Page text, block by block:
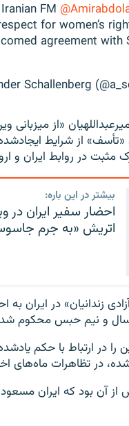
FM
for women’s
agreement
«از میزبانی
از شرایط ایجادشده
مثبت در روابط ایران و
بیشتر در این باره:
احضار سفیر ایران
اتریش «به جرم
زندانیان» در ایران به
سال و نیم حبس محکوم
در ارتباط با حکم
در تظاهرات ماه‌های
آن بود که ایران مسعود